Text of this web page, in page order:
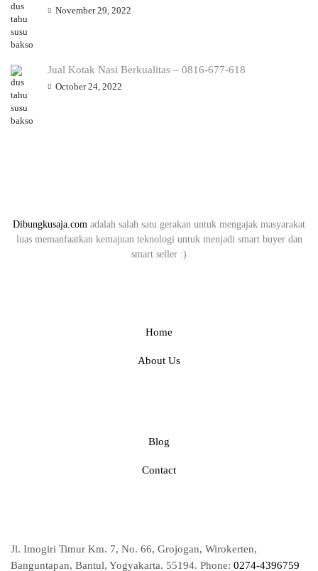
November 29, 2022
Jual Kotak Nasi Berkualitas – 0816-677-618
October 24, 2022
Dibungkusaja.com adalah salah satu gerakan untuk mengajak masyarakat
luas memanfaatkan kemajuan teknologi untuk menjadi smart buyer dan
smart seller :)
Home
About Us
Blog
Contact
Jl. Imogiri Timur Km. 7, No. 66, Grojogan, Wirokerten,
Banguntapan, Bantul, Yogyakarta. 55194. Phone: 0274-4396759